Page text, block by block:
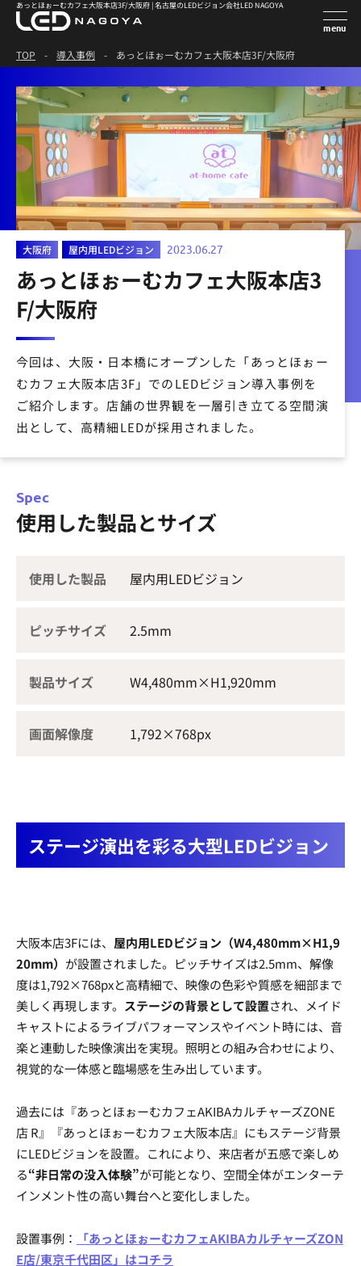
あっとほぉーむカフェ大阪本店3F/大阪府 | 名古屋のLEDビジョン会社LED NAGOYA
TOP - 導入事例 - あっとほぉーむカフェ大阪本店3F/大阪府
大阪府 屋内用LEDビジョン 2023.06.27
あっとほぉーむカフェ大阪本店3
F/大阪府
今回は、大阪・日本橋にオープンした「あっとほぉー
むカフェ大阪本店3F」でのLEDビジョン導入事例を
ご紹介します。店舗の世界観を一層引き立てる空間演
出として、高精細LEDが採用されました。
Spec
使用した製品とサイズ
使用した製品 屋内用LEDビジョン
ピッチサイズ 2.5mm
製品サイズ W4,480mm×H1,920mm
画面解像度 1,792×768px
ステージ演出を彩る大型LEDビジョン
大阪本店3Fには、 屋内用LEDビジョン（W4,480mm×H1,9
20mm） が設置されました。ピッチサイズは2.5mm、解像
度は1,792×768pxと高精細で、映像の色彩や質感を細部まで
美しく再現します。 ステージの背景として設置され、メイド
キャストによるライブパフォーマンスやイベント時には、音
楽と連動した映像演出を実現。照明との組み合わせにより、
視覚的な一体感と臨場感を生み出しています。
過去には『あっとほぉーむカフェAKIBAカルチャーズZONE
店 R』『あっとほぉーむカフェ大阪本店』にもステージ背景
にLEDビジョンを設置。これにより、来店者が五感で楽しめ
る“非日常の没入体験”が可能となり、空間全体がエンターテ
インメント性の高い舞台へと変化しました。
設置事例：
「あっとほぉーむカフェAKIBAカルチャーズZON
E店/東京千代田区」はコチラ